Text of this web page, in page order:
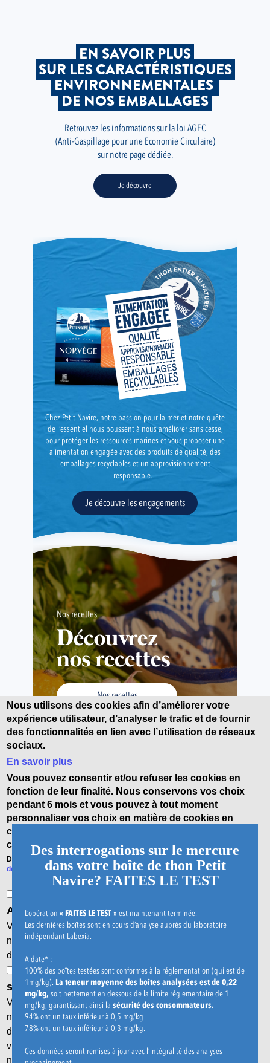
EN SAVOIR PLUS
SUR LES CARACTÉRISTIQUES
ENVIRONNEMENTALES
DE NOS EMBALLAGES
Retrouvez les informations sur la loi AGEC
(Anti-Gaspillage pour une Economie Circulaire)
sur notre page dédiée.
Je découvre
Chez Petit Navire, notre passion pour la mer et notre quête
de l’essentiel nous poussent à nous améliorer sans cesse,
pour protéger les ressources marines et vous proposer une
alimentation engagée avec des produits de qualité, des
emballages recyclables et un approvisionnement
responsable.
Je découvre les engagements
Nos recettes
Découvrez
nos recettes
Nos recettes
Charte de confidentialité
Gestion des cookies
communication le cas échéant, peuvent faire l’objet
Des interrogations sur le mercure
dans votre boîte de thon Petit
Navire? FAITES LE TEST
Content
L’opération « FAITES LE TEST »est maintenant terminée.
Les dernières boîtes sont en cours d’analyse auprès du laboratoire
indépendant Labexia.
A date* :
100% des boîtes testées sont conformes à la réglementation (qui est de
1mg/kg). La teneur moyenne des boîtes analysées est de 0,22
mg/kg, soit nettement en dessous de la limite réglementaire de 1
mg/kg, garantissant ainsi la sécurité des consommateurs.
94% ont un taux inférieur à 0,5 mg/kg
78% ont un taux inférieur à 0,3 mg/kg.
Ces données seront remises à jour avec l’intégralité des analyses
Nous utilisons des cookies afin d’améliorer votre
expérience utilisateur, d’analyser le trafic et de fournir
des fonctionnalités en lien avec l’utilisation de réseaux
sociaux.
En savoir plus
Vous pouvez consentir et/ou refuser les cookies en
fonction de leur finalité. Nous conservons vos choix
pendant 6 mois et vous pouvez à tout moment
personnaliser vos choix en matière de cookies en
cliquant sur le lien en bas de page « Gestion des
cookies ».
Des sociétés tierces utilisent des cookies sur notre site internet.
de confidentialité
Analytics, Google Tag Management
Via ces cookies, ces tiers collecteront les données de
navigation anonymes pour des finalités statistiques,
d’amélioration des performances du site.
Cookies destinés à améliorer l’interactivité du
site : Facebook
Via ces cookies, ces tiers collecteront les données de
navigation pour des finalités statistiques afin de proposer
des publicités qui correspondent aux préférences des
visiteurs telles qu’elles peuvent être déduites de leur
navigation en ligne.